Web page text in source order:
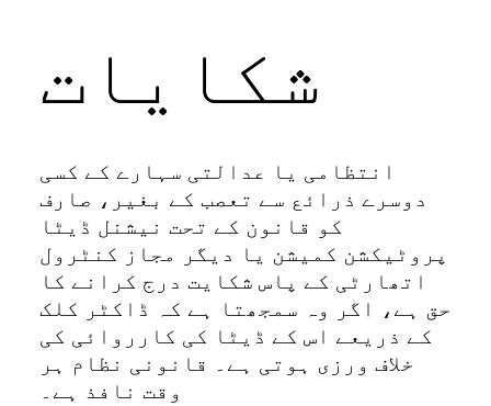
انتظامی یا عدالتی سہارے کے کسی
دوسرے ذرائع سے تعصب کے بغیر، صارف
کو قانون کے تحت نیشنل ڈیٹا
پروٹیکشن کمیشن یا دیگر مجاز کنٹرول
اتھارٹی کے پاس شکایت درج کرانے کا
حق ہے، اگر وہ سمجھتا ہے کہ ڈاکٹر کلک
کے ذریعے اس کے ڈیٹا کی کارروائی کی
خلاف ورزی ہوتی ہے۔ قانونی نظام ہر
وقت نافذ ہے۔
شکایات